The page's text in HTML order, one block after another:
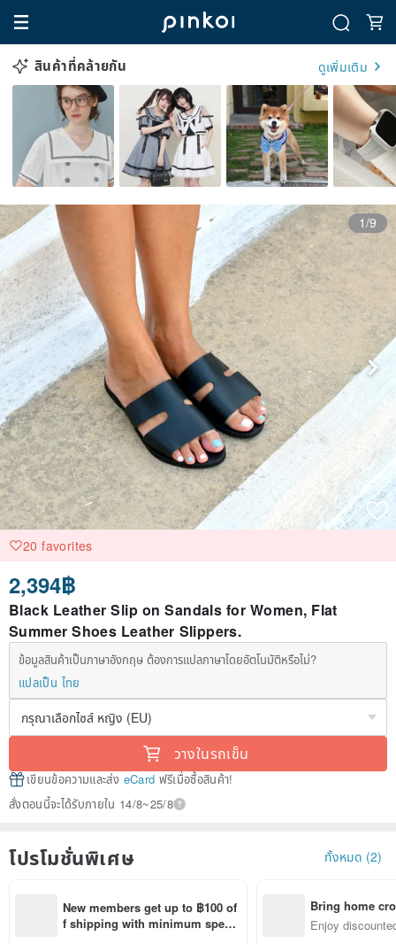
สินค้าที่คล้ายกัน ดูเพิ่มเติม
1/9
20 favorites
2,394฿
Black Leather Slip on Sandals for Women, Flat
Summer Shoes Leather Slippers.
ข้อมูลสินค้าเป็นภาษาอังกฤษ ต้องการแปลภาษาโดยอัตโนมัติหรือไม่?
แปลเป็น ไทย
วางในรถเข็น
เขียนข้อความและส่ง eCard ฟรีเมื่อซื้อสินค้า!
สั่งตอนนี้จะได้รับภายใน 14/8~25/8
โปรโมชั่นพิเศษ ทั้งหมด (2)
New members get up to ฿100 of
f shipping with minimum spen
Bring home
n with ease
Enjoy